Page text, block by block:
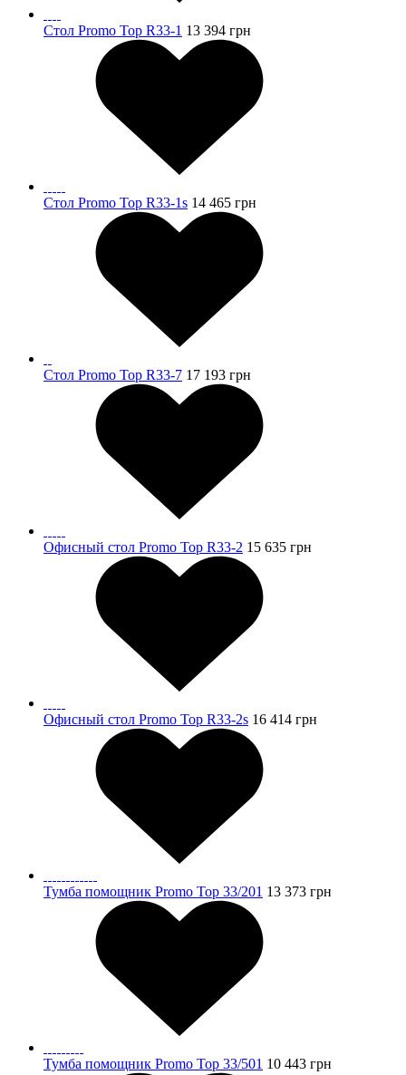
Стол Promo Top R33-1 13 394 грн
Стол Promo Top R33-1s 14 465 грн
Стол Promo Top R33-7 17 193 грн
Офисный стол Promo Top R33-2 15 635 грн
Офисный стол Promo Top R33-2s 16 414 грн
Тумба помощник Promo Top 33/201 13 373 грн
Тумба помощник Promo Top 33/501 10 443 грн